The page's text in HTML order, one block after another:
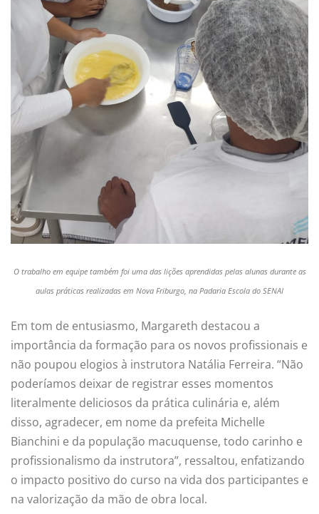
O trabalho em equipe também foi uma das lições aprendidas pelas alunas durante as
aulas práticas realizadas em Nova Friburgo, na Padaria Escola do SENAI
Em tom de entusiasmo, Margareth destacou a
importância da formação para os novos profissionais e
não poupou elogios à instrutora Natália Ferreira. “Não
poderíamos deixar de registrar esses momentos
literalmente deliciosos da prática culinária e, além
disso, agradecer, em nome da prefeita Michelle
Bianchini e da população macuquense, todo carinho e
profissionalismo da instrutora”, ressaltou, enfatizando
o impacto positivo do curso na vida dos participantes e
na valorização da mão de obra local.